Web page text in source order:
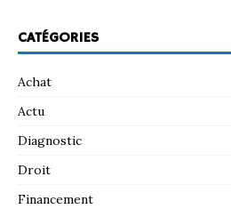
CATÉGORIES
Achat
Actu
Diagnostic
Droit
Financement